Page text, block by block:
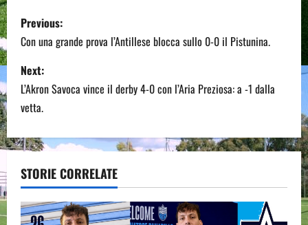
P
o
s
t
n
a
v
Previous:
Con una grande prova l’Antillese blocca sullo 0-0 il Pistunina.
Next:
L’Akron Savoca vince il derby 4-0 con l’Aria Preziosa: a -1 dalla
vetta.
STORIE CORRELATE